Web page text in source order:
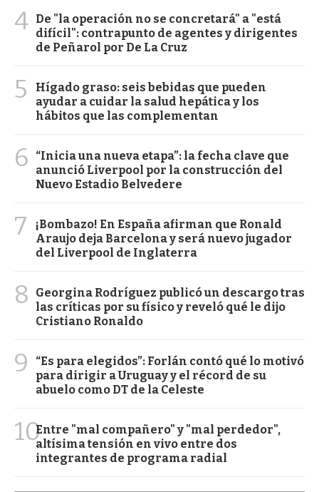
4 De "la operación no se concretará" a "está
difícil": contrapunto de agentes y dirigentes
de Peñarol por De La Cruz
5
Hígado graso: seis bebidas que pueden
ayudar a cuidar la salud hepática y los
hábitos que las complementan
6
“Inicia una nueva etapa”: la fecha clave que
anunció Liverpool por la construcción del
Nuevo Estadio Belvedere
7
¡Bombazo! En España afirman que Ronald
Araujo deja Barcelona y será nuevo jugador
del Liverpool de Inglaterra
8
Georgina Rodríguez publicó un descargo tras
las críticas por su físico y reveló qué le dijo
Cristiano Ronaldo
9
“Es para elegidos”: Forlán contó qué lo motivó
para dirigir a Uruguay y el récord de su
abuelo como DT de la Celeste
10Entre "mal compañero" y "mal perdedor",
altísima tensión en vivo entre dos
integrantes de programa radial